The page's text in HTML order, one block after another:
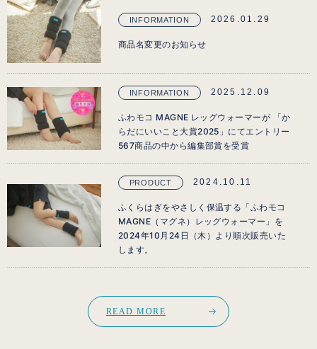
INFORMATION 2026.01.29
商品名変更のお知らせ
INFORMATION 2025.12.09
ふわモコ MAGNE レッグウォーマーが 「か
らだにいいこと大賞2025」にてエントリー
567商品の中から編集部賞を受賞
PRODUCT 2024.10.11
ふくらはぎをやさしく保温する「ふわモコ
MAGNE（マグネ）レッグウォーマー」を
2024年10月24日（木）より順次販売いた
します。
READ MORE